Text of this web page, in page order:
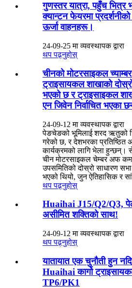
गुणस्तर यात्रा, पहुँच
क्यान्टन फेयरमा
ऊर्जा वाहनहरू।
24-09-25 मा व्यवस्थापक द्वारा
थप पढ्नुहोस्
चीनको मोटरसाइकल
ट्राइसायकल शाखाको
भएको छ र ट्राइसाइकल
एन जिवेन निर्वाचित भएका
24-09-12 मा व्यवस्थापक द्वारा
पेङचेङको भूमिलाई शरद ऋतुको
गरेको छ, र देशभरका प्रतिष्ठित
कार्यक्रमको लागि भेला हुन्छन्।
चीन मोटरसाइकल चेम्बर अफ
उपसमितिको दोस्रो साधारण
भएको थियो, जुन ऐतिहासिक र
थप पढ्नुहोस्
Huaihai J15/Q2/Q3,
असीमित शक्तिको साथ!
24-09-12 मा व्यवस्थापक द्वारा
थप पढ्नुहोस्
यातायात एक चुनौती हुन
Huaihai कार्गो
TP6/PK1